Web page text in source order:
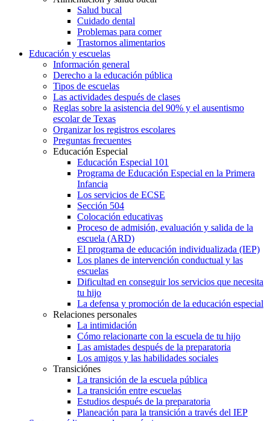
Salud bucal
Cuidado dental
Problemas para comer
Trastornos alimentarios
Educación y escuelas
Información general
Derecho a la educación pública
Tipos de escuelas
Las actividades después de clases
Reglas sobre la asistencia del 90% y el ausentismo
escolar de Texas
Organizar los registros escolares
Preguntas frecuentes
Educación Especial
Educación Especial 101
Programa de Educación Especial en la Primera
Infancia
Los servicios de ECSE
Sección 504
Colocación educativas
Proceso de admisión, evaluación y salida de la
escuela (ARD)
El programa de educación individualizada (IEP)
Los planes de intervención conductual y las
escuelas
Dificultad en conseguir los servicios que necesita
tu hijo
La defensa y promoción de la educación especial
Relaciones personales
La intimidación
Cómo relacionarte con la escuela de tu hijo
Las amistades después de la preparatoria
Los amigos y las habilidades sociales
Transiciónes
La transición de la escuela pública
La transición entre escuelas
Estudios después de la preparatoria
Planeación para la transición a través del IEP